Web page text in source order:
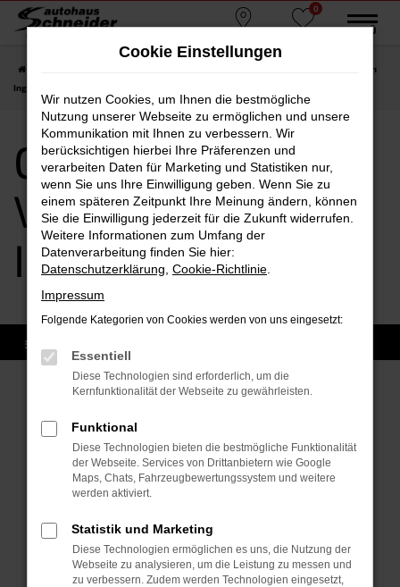
Zum
0
MENÜ
CUPRA Leon Vorführwagen
Ingolstadt
CUPRA Leon
Vorführwagen
Ingolstadt
Fehler: Network Error
Beim Laden ist ein Fehler aufgetreten.
Hier sind ein paar Tipps, die dir helfen können:
Internetverbindung.
Laden andere Webseiten, zum Beispiel deine
Suchmaschine?
Cookie Einstellungen
Wir nutzen Cookies, um Ihnen die bestmögliche
Nutzung unserer Webseite zu ermöglichen und unsere
Kommunikation mit Ihnen zu verbessern. Wir
berücksichtigen hierbei Ihre Präferenzen und
verarbeiten Daten für Marketing und Statistiken nur,
wenn Sie uns Ihre Einwilligung geben. Wenn Sie zu
einem späteren Zeitpunkt Ihre Meinung ändern, können
Sie die Einwilligung jederzeit für die Zukunft widerrufen.
Weitere Informationen zum Umfang der
Datenverarbeitung finden Sie hier:
Datenschutzerklärung Cookie-Richtlinie
Impressum
Folgende Kategorien von Cookies werden von uns eingesetzt:
Essentiell
Diese Technologien sind erforderlich, um die
Kernfunktionalität der Webseite zu gewährleisten.
Funktional
Diese Technologien bieten die bestmögliche Funktionalität
der Webseite. Services von Drittanbietern wie Google
Maps, Chats, Fahrzeugbewertungssystem und weitere
werden aktiviert.
Statistik und Marketing
Diese Technologien ermöglichen es uns, die Nutzung der
Webseite zu analysieren, um die Leistung zu messen und
zu verbessern. Zudem werden Technologien eingesetzt,